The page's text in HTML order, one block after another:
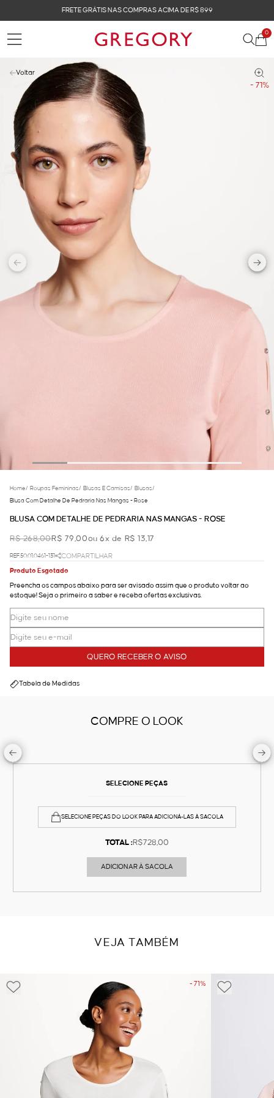
FRETE GRÁTIS NAS COMPRAS ACIMA DE R$ 899
0
- 71%
Voltar
Home/ Roupas Femininas/ Blusas E Camisas/ Blusas/
Blusa Com Detalhe De Pedraria Nas Mangas - Rose
BLUSA COM DETALHE DE PEDRARIA NAS MANGAS - ROSE
R$ 268,00R$ 79,00ou 6x de R$ 13,17
REF.50.01.0461-131
COMPARTILHAR
Produto Esgotado
Preencha os campos abaixo para ser avisado assim que o produto voltar ao
estoque! Seja o primeiro a saber e receba ofertas exclusivas.
QUERO RECEBER O AVISO
Tabela de Medidas
COMPRE O LOOK
SELECIONE PEÇAS
SELECIONE PEÇAS DO LOOK PARA ADICIONÁ-LAS À SACOLA
TOTAL :R$728,00
ADICIONAR À SACOLA
VEJA TAMBÉM
- 71%